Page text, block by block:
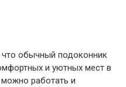
что обычный подоконник
и уютных мест в
работать и